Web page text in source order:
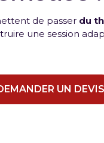
de passer du
une session
UN DEVIS